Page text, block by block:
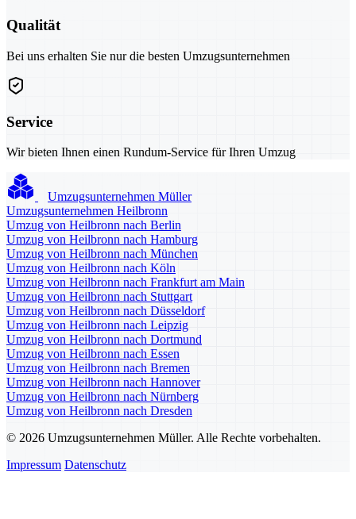
Qualität
Bei uns erhalten Sie nur die besten Umzugsunternehmen
Service
Wir bieten Ihnen einen Rundum-Service für Ihren Umzug
Umzugsunternehmen Müller
Umzugsunternehmen Heilbronn
Umzug von Heilbronn nach Berlin
Umzug von Heilbronn nach Hamburg
Umzug von Heilbronn nach München
Umzug von Heilbronn nach Köln
Umzug von Heilbronn nach Frankfurt am Main
Umzug von Heilbronn nach Stuttgart
Umzug von Heilbronn nach Düsseldorf
Umzug von Heilbronn nach Leipzig
Umzug von Heilbronn nach Dortmund
Umzug von Heilbronn nach Essen
Umzug von Heilbronn nach Bremen
Umzug von Heilbronn nach Hannover
Umzug von Heilbronn nach Nürnberg
Umzug von Heilbronn nach Dresden
© 2026 Umzugsunternehmen Müller. Alle Rechte vorbehalten.
Impressum Datenschutz